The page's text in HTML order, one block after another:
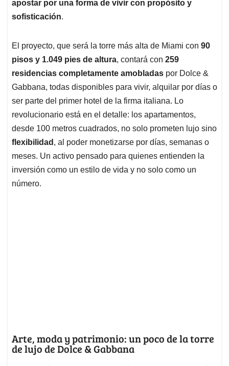
apostar por una forma de vivir con propósito y
sofisticación.
El proyecto, que será la torre más alta de Miami con 90
pisos y 1.049 pies de altura, contará con 259
residencias completamente amobladas por Dolce &
Gabbana, todas disponibles para vivir, alquilar por días o
ser parte del primer hotel de la firma italiana. Lo
revolucionario está en el detalle: los apartamentos,
desde 100 metros cuadrados, no solo prometen lujo sino
flexibilidad , al poder monetizarse por días, semanas o
meses. Un activo pensado para quienes entienden la
inversión como un estilo de vida y no solo como un
número.
Arte, moda y patrimonio: un poco de la torre
de lujo de Dolce & Gabbana